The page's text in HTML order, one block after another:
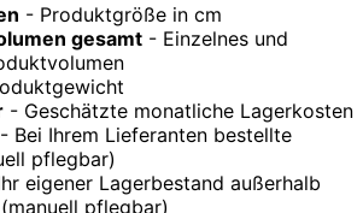
- Produktgröße in cm
gesamt - Einzelnes und
- Geschätzte monatliche Lagerkosten
- Bei Ihrem Lieferanten bestellte
pflegbar)
eigener Lagerbestand außerhalb
pflegbar)